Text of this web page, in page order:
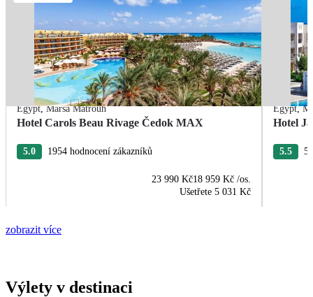
Egypt,Marsa Matrouh
Hotel Carols Beau Rivage Čedok MAX
5.0 1954 hodnocení zákazníků
23 990 Kč18 959 Kč /os.
Ušetřete 5 031 Kč
Egypt,
Hotel
5.5
zobrazit více
Výlety v destinaci